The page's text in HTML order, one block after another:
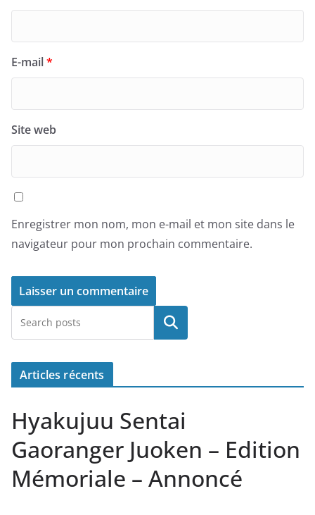
E-mail*
Site web
Enregistrer mon nom, mon e-mail et mon site dans le
navigateur pour mon prochain commentaire.
Rechercher
Articles récents
Hyakujuu Sentai
Gaoranger Juoken – Edition
Mémoriale – Annoncé